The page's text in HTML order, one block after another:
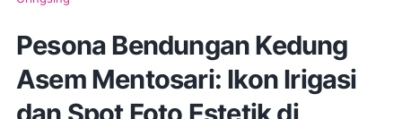
Pesona Bendungan Kedung
Asem Mentosari: Ikon Irigasi